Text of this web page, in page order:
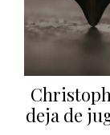
deja de